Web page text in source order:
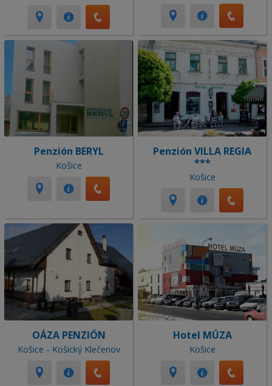
Penzión BERYL
Košice
Penzión VILLA REGIA
***
Košice
OÁZA PENZIÓN
Košice - Košický Klečenov
Hotel MÚZA
Košice